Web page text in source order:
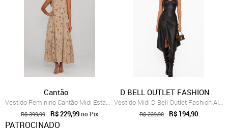
Cantão
Vestido Feminino Cantão Midi Estampado Bege
R$ 399,99 R$ 229,99no Pix
PATROCINADO
D BELL OUTLET FASHION
Vestido Midi D Bell Outlet Fashion Alci...
R$ 239,90 R$ 194,90